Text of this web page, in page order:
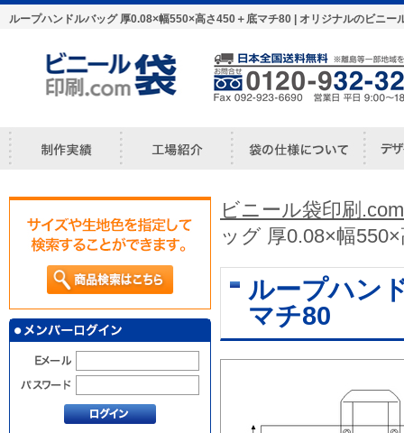
ループハンドルバッグ 厚0.08×幅550×高さ450＋底マチ80 | オリジナルのビニ
ビニール袋印刷
ッグ 厚0.08×幅
ループハン
マチ80